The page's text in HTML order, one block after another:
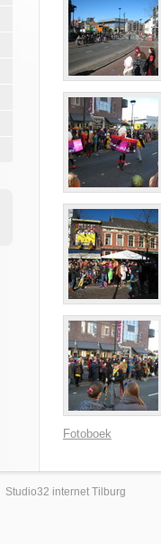
Fotoboek
Studio32 internet Tilburg